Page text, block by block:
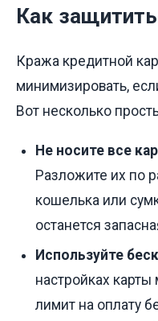
Как
Кража кредитной
минимизировать,
Вот несколько
Не носите все
Разложите их по
кошелька или
останется
Используйте
настройках
лимит на оплату